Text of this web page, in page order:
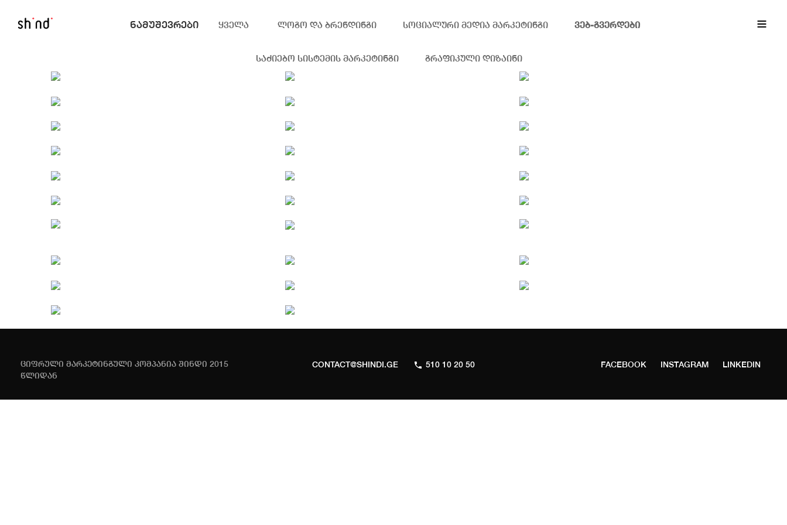
ნამუშევრები ყველა ლოგო და ბრენდინგი სოციალური მედია მარკეტინგი ვებ-გვერდები
საძიებო სისტემის მარკეტინგი გრაფიკული დიზაინი
ციფრული მარკეტინგული კომპანია შინდი 2015
წლიდან
CONTACT@SHINDI.GE 510 10 20 50 FACEBOOK INSTAGRAM LINKEDIN